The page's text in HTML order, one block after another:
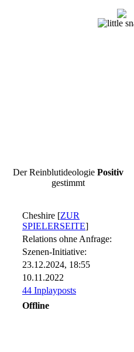
Der Reinblutideologie Positiv
gestimmt
Cheshire [ZUR
SPIELERSEITE]
Relations ohne Anfrage:
Szenen-Initiative:
23.12.2024, 18:55
10.11.2022
44 Inplayposts
Offline